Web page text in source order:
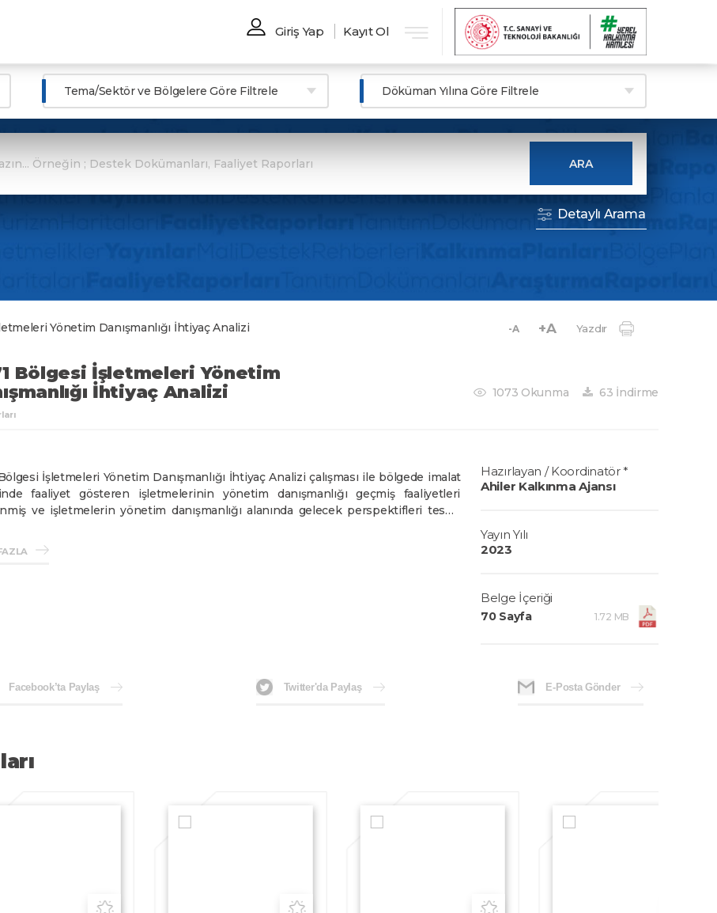
Giriş Yap Kayıt Ol
Tema/Sektör ve Bölgelere Göre Filtrele Döküman Yılına Göre Filtrele
ARA
Detaylı Arama
Yönetim Danışmanlığı İhtiyaç Analizi -A +A Yazdır
Bölgesi İşletmeleri Yönetim
İhtiyaç Analizi
1073 Okunma 63 İndirme
İşletmeleri Yönetim Danışmanlığı İhtiyaç Analizi çalışması ile bölgede imalat
faaliyet gösteren işletmelerinin yönetim danışmanlığı geçmiş faaliyetleri
ve işletmelerin yönetim danışmanlığı alanında gelecek perspektifleri tespit
alanındaki faaliyetlerinde katkı sağlayacağı ve bu alanda yürütülecek çalışmalar için
Hazırlayan / Koordinatör *
Ahiler Kalkınma Ajansı
Yayın Yılı
2023
Belge İçeriği
70 Sayfa 1.72 MB
Facebook’ta Paylaş Twitter'da Paylaş E-Posta Gönder